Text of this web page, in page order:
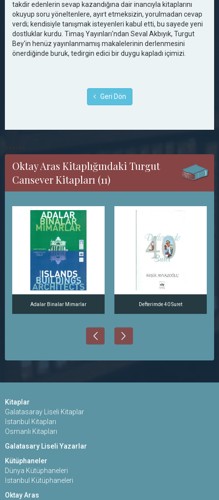
takdir edenlerin sevap kazandığına dair inancıyla kitaplarını
okuyup soru yöneltenlere, ayırt etmeksizin, yorulmadan cevap
verdi; kendisiyle tanışmak isteyenleri kabul etti, bu sayede yeni
dostluklar kurdu. Timaş Yayınları'ndan Seval Akbıyık, Turgut
Bey'in henüz yayınlanmamış makalelerinin derlenmesini
önerdiğinde buruk, tedirgin edici bir duygu kapladı içimizi.
Geri Dön
Oktay Aras Kitaplığındaki Turgut
Cansever Kitapları (11)
Adalar Binalar Mimarlar Defterimde 40 Suret
Kitaplar
Galatasaray Liseli Kitaplar
İstanbul Kitapları
Osmanlı Kitapları
Galatasary Liseli Yazarlar
Kütüphaneler
Dünya Kütüphaneleri
İstanbul Kütüphaneleri
Oktay Aras